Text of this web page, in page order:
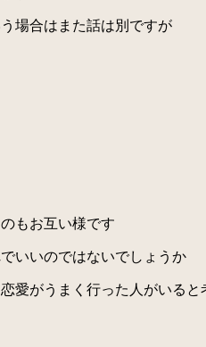
場合はまた話は別ですが
もお互い様です
いいのではないでしょうか
愛がうまく行った人がいると